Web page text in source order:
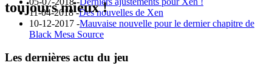
11-04-2018 -Des nouvelles de Xen
10-12-2017 -Mauvaise nouvelle pour le dernier chapitre de
Black Mesa Source
Les dernières actu du jeu
toujours mieux !